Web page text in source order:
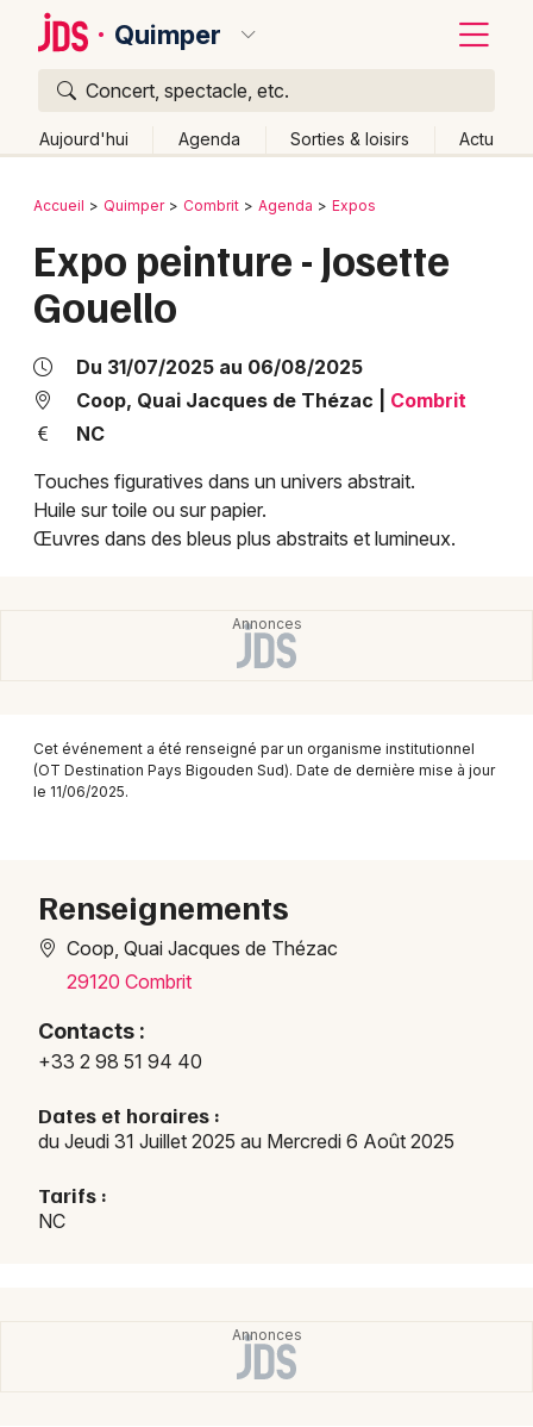
Quimper
Concert, spectacle, etc.
Aujourd'hui Agenda Sorties & loisirs Actu
Publier un événement
Grands événements
Activité & Expérience
Foires & salons
Soirées
Sorties & loisirs
Expos dans le Finistère
Expos en Bretagne
Newsletter des sorties
Bordeaux
Colmar
Lyon
Marseille
Mulhouse
Montpellier
Strasbourg
Toulouse
Retour
Accueil Quimper Combrit Agenda Expos
Expo peinture - Josette
Gouello
Du 31/07/2025 au 06/08/2025
Coop, Quai Jacques de Thézac
Combrit
NC
Touches figuratives dans un univers abstrait.
Huile sur toile ou sur papier.
Œuvres dans des bleus plus abstraits et lumineux.
Cet événement a été renseigné par un organisme institutionnel
(OT Destination Pays Bigouden Sud). Date de dernière mise à jour
le 11/06/2025.
Renseignements
Coop, Quai Jacques de Thézac
29120 Combrit
Contacts :
+33 2 98 51 94 40
Dates et horaires :
du Jeudi 31 Juillet 2025 au Mercredi 6 Août 2025
Tarifs :
NC
Quoi ?
Où ?
Partout
Près de moi Changer de lieu
Quand ?
Aujourd'hui
Demain Ce week-end Autre